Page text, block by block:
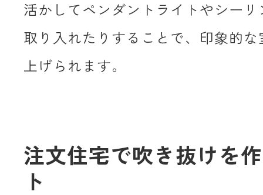
活かしてペンダントライトやシー
取り入れたりすることで、印象的
上げられます。
注文住宅で吹き抜けを
ト